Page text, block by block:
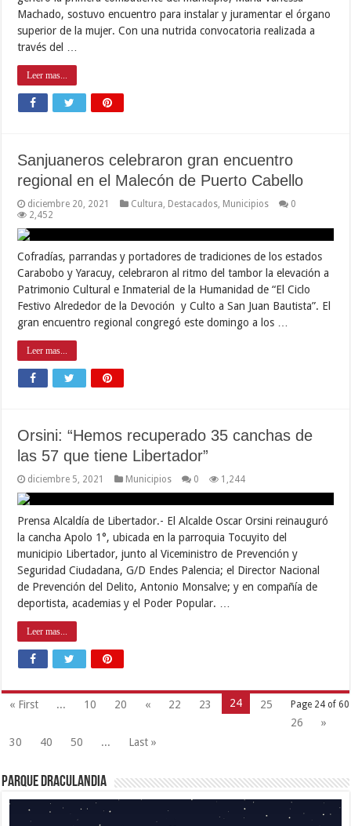
Machado, sostuvo encuentro para instalar y juramentar el órgano
superior de la mujer. Con una nutrida convocatoria realizada a
través del …
Leer mas...
Sanjuaneros celebraron gran encuentro
regional en el Malecón de Puerto Cabello
diciembre 20, 2021 Cultura Destacados Municipios
0
2,452
Cofradías, parrandas y portadores de tradiciones de los estados
Carabobo y Yaracuy, celebraron al ritmo del tambor la elevación a
Patrimonio Cultural e Inmaterial de la Humanidad de “El Ciclo
Festivo Alrededor de la Devoción y Culto a San Juan Bautista”. El
gran encuentro regional congregó este domingo a los …
Leer mas...
Orsini: “Hemos recuperado 35 canchas de
las 57 que tiene Libertador”
diciembre 5, 2021 Municipios 0 1,244
Prensa Alcaldía de Libertador.- El Alcalde Oscar Orsini reinauguró
la cancha Apolo 1°, ubicada en la parroquia Tocuyito del
municipio Libertador, junto al Viceministro de Prevención y
Seguridad Ciudadana, G/D Endes Palencia; el Director Nacional
de Prevención del Delito, Antonio Monsalve; y en compañía de
deportista, academias y el Poder Popular. …
Leer mas...
Page 24 of 60
« First ... 10 20 « 22 23 24
25
26
»
30
40 50 ... Last »
Parque Draculandia